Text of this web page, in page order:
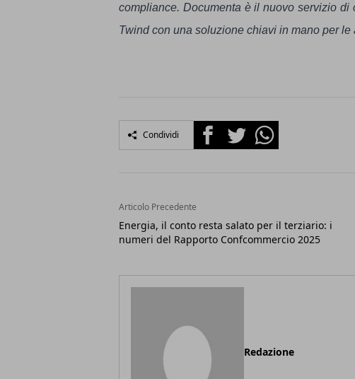
compliance. Documenta è il nuovo servizio
Twind con una soluzione chiavi in mano per le
Condividi FacebookTwitterWhatsapp
Articolo Precedente
Energia, il conto resta salato per il terziario: i
numeri del Rapporto Confcommercio 2025
Redazione